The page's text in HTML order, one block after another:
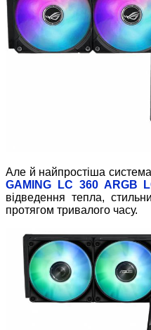
Але й найпростіша
GAMING LC 360 ARGB
відведення тепла,
протягом тривалого часу.